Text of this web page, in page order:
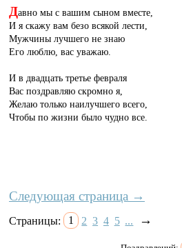
Давно мы с вашим сыном вместе,
И я скажу вам безо всякой лести,
Мужчины лучшего не знаю
Его люблю, вас уважаю.
И в двадцать третье февраля
Вас поздравляю скромно я,
Желаю только наилучшего всего,
Чтобы по жизни было чудно все.
Следующая страница →
Страницы: 1 2 3 4 5 ... →